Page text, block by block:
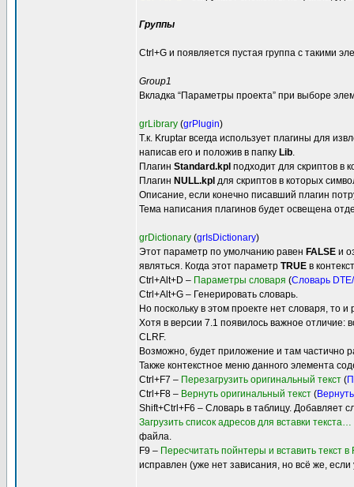
Группы
Ctrl+G и появляется пустая группа с такими
Group1
Вкладка “Параметры проекта” при выборе
grLibrary (grPlugin)
Т.к. Kruptar всегда использует плагины для
написав его и положив в папку Lib.
Плагин Standard.kpl подходит для скриптов в
Плагин NULL.kpl для скриптов в которых
Описание, если конечно писавший плагин
Тема написания плагинов будет освещена
grDictionary (grIsDictionary)
Этот параметр по умолчанию равен FALSE и
являться. Когда этот параметр TRUE в
Ctrl+Alt+D – Параметры словаря (Словарь
Ctrl+Alt+G – Генерировать словарь.
Но поскольку в этом проекте нет словаря, то
Хотя в версии 7.1 появилось важное отличие:
CLRF.
Возможно, будет приложение и там частично
Также контекстное меню данного элемента
Ctrl+F7 – Перезагрузить оригинальный текст (
Ctrl+F8 – Вернуть оригинальный текст (
Shift+Ctrl+F6 – Словарь в таблицу. Добавляет
Загрузить список адресов для вставки текста…
файла.
F9 – Пересчитать пойнтеры и вставить текст в
исправлен (уже нет зависания, но всё же,